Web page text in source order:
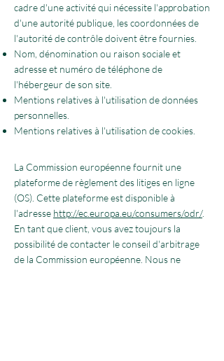
cadre d'une activité qui nécessite l'approbation
d'une autorité publique, les coordonnées de
l'autorité de contrôle doivent être fournies. ​​​
Nom, dénomination ou raison sociale et
adresse et numéro de téléphone de
l'hébergeur de son site.
Mentions relatives à l'utilisation de données
personnelles.
Mentions relatives à l'utilisation de cookies.
La Commission européenne fournit une
plateforme de règlement des litiges en ligne
(OS). Cette plateforme est disponible à
l'adresse http://ec.europa.eu/consumers/odr/.
En tant que client, vous avez toujours la
possibilité de contacter le conseil d'arbitrage
de la Commission européenne. Nous ne